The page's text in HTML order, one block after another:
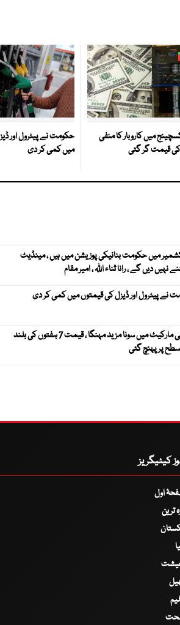
میں کاروبار کا منفی
کی قیمت گر گئی
حکومت نے پیٹرول اور
میں کمی کر دی
میں حکومت بنانیکی پوزیشن میں ہیں ، مینڈیٹ
نہیں دیں گے ، رانا ثناء اللہ ، امیر مقام
نے پیٹرول اور ڈیزل کی قیمتوں میں کمی کر دی
عالمی مارکیٹ میں سونا مزید مہنگا ، قیمت 7 ہفتوں کی بلند
پر پہنچ گئی
کیٹیگریز
اول
ترین